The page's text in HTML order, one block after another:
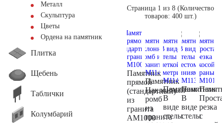
Металл
Скульптура
Цветы
Ордена на памятник
Плитка
Щебень
Таблички
Колумбарий
Страница 1 из 8 (Количество
товаров: 400 шт.)
Памятник
прямой
(стандартный)
из
гранита
AM1000
Памятник
Наклонный
ромб
из
гранита
Памятник
В
виде
стелы
Памятник
В
виде
стелы
резка
с